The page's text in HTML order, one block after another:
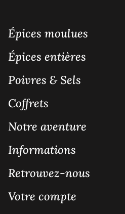
Épices moulues
Épices entières
Poivres & Sels
Coffrets
Notre aventure
Informations
Retrouvez-nous
Votre compte